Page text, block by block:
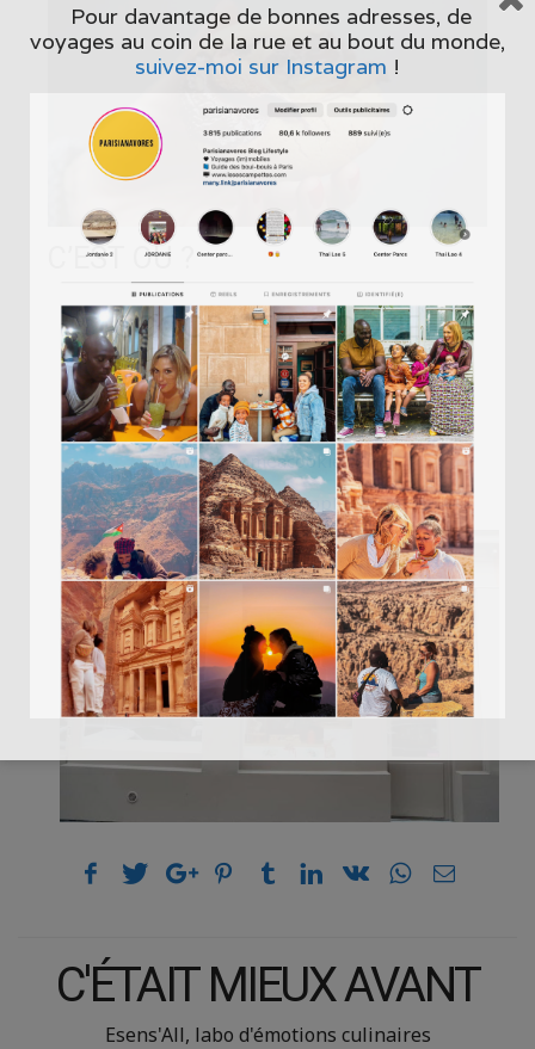
C’EST OÙ ?
SCOOP ME A COOKIE
5-7 Rue Crespin du Gast, 75011 Paris
72 rue Legendre, 75017 Paris
www.scoopmeacookie.com
www.facebook.com/ScoopMeaCookie
C'ÉTAIT MIEUX AVANT
Esens'All, labo d'émotions culinaires
Pour davantage de bonnes adresses, de
voyages au coin de la rue et au bout du monde,
suivez-moi sur Instagram !